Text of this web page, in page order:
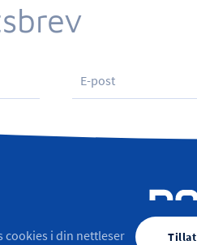
cookies i din nettleser Tillat